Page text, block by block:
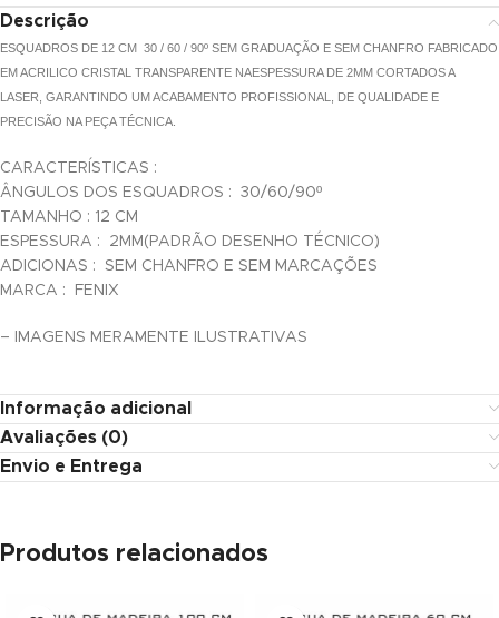
panel
panel
panel
panel
panel
panel
panel
panel
panel
Descrição
ESQUADROS DE 12 CM 30 / 60 / 90º SEM GRADUAÇÃO E SEM CHANFRO FABRICADO
EM ACRILICO CRISTAL TRANSPARENTE NAESPESSURA DE 2MM CORTADOS A
LASER, GARANTINDO UM ACABAMENTO PROFISSIONAL, DE QUALIDADE E
PRECISÃO NA PEÇA TÉCNICA.
CARACTERÍSTICAS :
ÂNGULOS DOS ESQUADROS : 30/60/90º
TAMANHO : 12 CM
ESPESSURA : 2MM(PADRÃO DESENHO TÉCNICO)
ADICIONAS : SEM CHANFRO E SEM MARCAÇÕES
MARCA : FENIX
– IMAGENS MERAMENTE ILUSTRATIVAS
Informação adicional
Avaliações (0)
Envio e Entrega
Produtos relacionados